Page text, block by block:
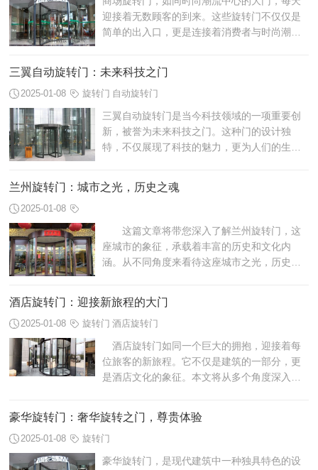
迎接着无数顾客的到来。这些旋转门不仅仅是
简单的出入口，更是连接着消费者与时尚潮流
三翼自动旋转门：未来科技之门
2025-01-08 旋转门 自动旋转门
三翼自动旋转门是当今科技领域的一项重要创
新，被誉为未来科技之门。这种门的设计独
特，不仅展现了科技的魅力，更为人们的生活
兰州旋转门：城市之光，历史之魂
2025-01-08
这篇文章将带您深入了解兰州旋转门，这
座城市的象征，承载着丰富的历史和文化内
涵。从不同角度来看待这座城市之光，历史之
酒店旋转门：迎接新旅程的大门
2025-01-08 旋转门 酒店旋转门
酒店旋转门如同一个巨大的拥抱，迎接着每
位旅客的新旅程。它不仅是建筑的一部分，更
是酒店文化的象征。本文将从多个角度深入探
豪华旋转门：奢华旋转之门，尊贵体验
2025-01-08 旋转门
豪华旋转门，是现代建筑中一种独具特色的设